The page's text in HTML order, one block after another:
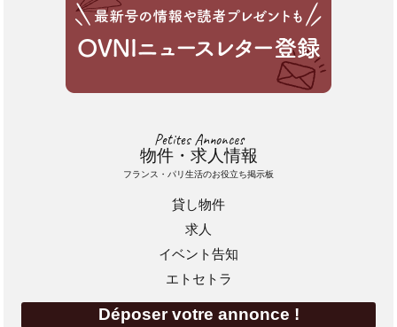
Petites Annonces
物件・求人情報
フランス・パリ生活のお役立ち掲示板
貸し物件
求人
イベント告知
エトセトラ
Déposer votre annonce !